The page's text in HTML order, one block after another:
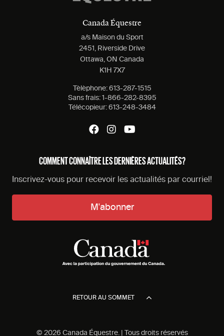
Canada Équestre
a/s Maison du Sport
2451, Riverside Drive
Ottawa, ON Canada
K1H 7X7
Tèlèphone: 613-287-1515
Sans frais: 1-866-282-8395
Télécopieur: 613-248-3484
COMMENT CONNAÎTRE LES DERNIÈRES ACTUALITÉS?
Inscrivez-vous pour recevoir les actualités par courriel!
M'abonner
RETOUR AU SOMMET
© 2026 Canada Équestre. | Tous droits réservés